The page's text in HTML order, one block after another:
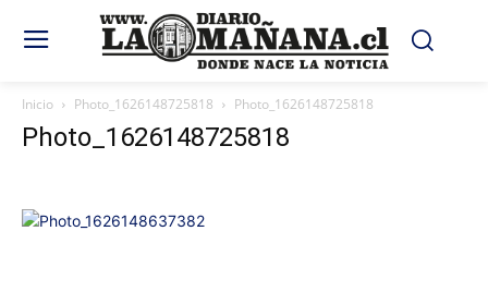
Inicio Photo_1626148725818 Photo_1626148725818
Photo_1626148725818